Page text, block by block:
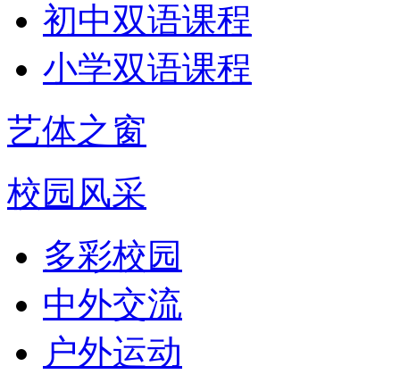
初中双语课程
小学双语课程
艺体之窗
校园风采
多彩校园
中外交流
户外运动